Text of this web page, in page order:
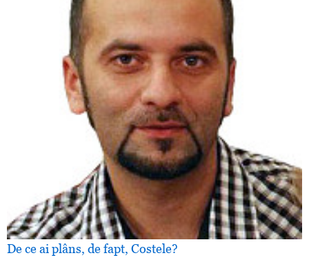
De ce ai plâns, de fapt, Costele?